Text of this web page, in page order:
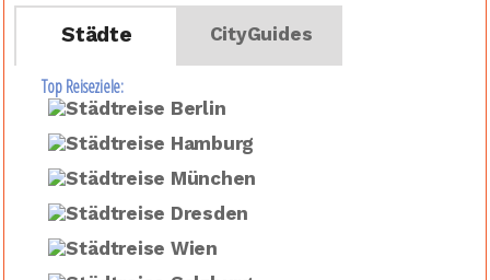
Städte
CityGuides
Top Reiseziele: